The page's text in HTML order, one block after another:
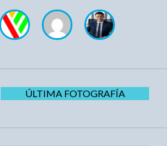
ÚLTIMA FOTOGRAFÍA